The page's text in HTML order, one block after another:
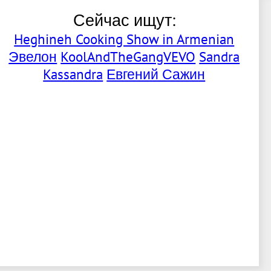
Сейчас ищут:
Heghineh Cooking Show in Armenian
Эвелон KoolAndTheGangVEVO Sandra
Kassandra Евгений Сажин